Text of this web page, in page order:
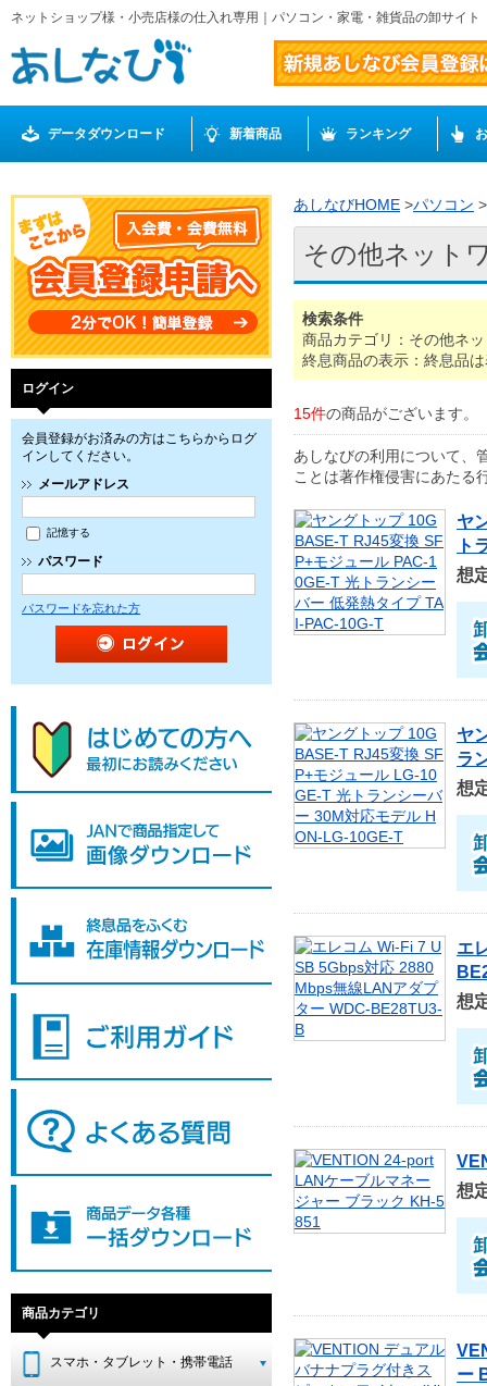
ネットショップ様・小売店様の仕入れ専用｜パソコン・家電・雑貨品の卸サイ
データダウンロード 新着商品 ランキング
ログイン
会員登録がお済みの方はこちらからログ
インしてください。
メールアドレス
記憶する
パスワード
パスワードを忘れた方
商品カテゴリ
スマホ・タブレット・携帯電話
あしなびHOME >パソコン >
その他ネット
検索条件
商品カテゴリ：その他ネ
終息商品の表示：終息品
15件の商品がございます。
あしなびの利用について、
ことは著作権侵害にあたる
ヤ
ト
想
ヤ
ラ
想
エ
想
想
ー